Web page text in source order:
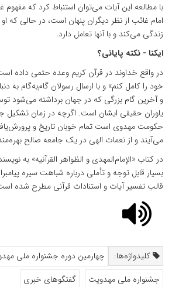
با مطالعه این آیات می‌توان استنباط کرد که
امام غائب از نظر دیگران پنهان است، در حالی که
زندگی می‌کند و با آنها تعامل دارد.
ایکنا - نکته پایانی؟
در واقع خداوند در قرآن کریم وعده حتمی داده
خود را کامل کنم» و با ارسال رسولان گام‌به‌گام به
و آخرین گام بزرگی که در جهان برداشته
یاوران حقیقی ایشان است. اگرچه در زمان تشکیل
حکومت مهدوی است تمام خوبان تاریخ و
می‌آیند و از نعمات الهی در یک جامعه صالح
در کتاب «الإمام‌المهدی و الظواهر القرآنیه» به
بسیار قابل توجه و تأملی درباره شباهت سیره
قالب تفسیر آیات و استنادات قرآنی مطرح شده
کلیدواژه‌ها:
چهارمین دوره جشنواره ملی
جشنواره ملی مهدویت
گفتگوهای خبری